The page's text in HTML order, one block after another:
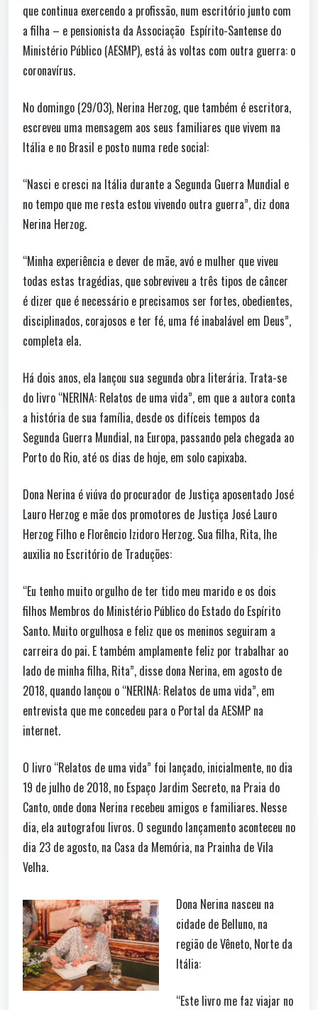
que continua exercendo a profissão, num escritório junto com
a filha – e pensionista da Associação Espírito-Santense do
Ministério Público (AESMP), está às voltas com outra guerra: o
coronavírus.
No domingo (29/03), Nerina Herzog, que também é escritora,
escreveu uma mensagem aos seus familiares que vivem na
Itália e no Brasil e posto numa rede social:
“Nasci e cresci na Itália durante a Segunda Guerra Mundial e
no tempo que me resta estou vivendo outra guerra”, diz dona
Nerina Herzog.
“Minha experiência e dever de mãe, avó e mulher que viveu
todas estas tragédias, que sobreviveu a três tipos de câncer
é dizer que é necessário e precisamos ser fortes, obedientes,
disciplinados, corajosos e ter fé, uma fé inabalável em Deus”,
completa ela.
Há dois anos, ela lançou sua segunda obra literária. Trata-se
do livro “NERINA: Relatos de uma vida”, em que a autora conta
a história de sua família, desde os difíceis tempos da
Segunda Guerra Mundial, na Europa, passando pela chegada ao
Porto do Rio, até os dias de hoje, em solo capixaba.
Dona Nerina é viúva do procurador de Justiça aposentado José
Lauro Herzog e mãe dos promotores de Justiça José Lauro
Herzog Filho e Florêncio Izidoro Herzog. Sua filha, Rita, lhe
auxilia no Escritório de Traduções:
“Eu tenho muito orgulho de ter tido meu marido e os dois
filhos Membros do Ministério Público do Estado do Espírito
Santo. Muito orgulhosa e feliz que os meninos seguiram a
carreira do pai. E também amplamente feliz por trabalhar ao
lado de minha filha, Rita”, disse dona Nerina, em agosto de
2018, quando lançou o “NERINA: Relatos de uma vida”, em
entrevista que me concedeu para o Portal da AESMP na
internet.
O livro “Relatos de uma vida” foi lançado, inicialmente, no dia
19 de julho de 2018, no Espaço Jardim Secreto, na Praia do
Canto, onde dona Nerina recebeu amigos e familiares. Nesse
dia, ela autografou livros. O segundo lançamento aconteceu no
dia 23 de agosto, na Casa da Memória, na Prainha de Vila
Velha.
Dona Nerina nasceu na
cidade de Belluno, na
região de Vêneto, Norte da
Itália:
“Este livro me faz viajar no